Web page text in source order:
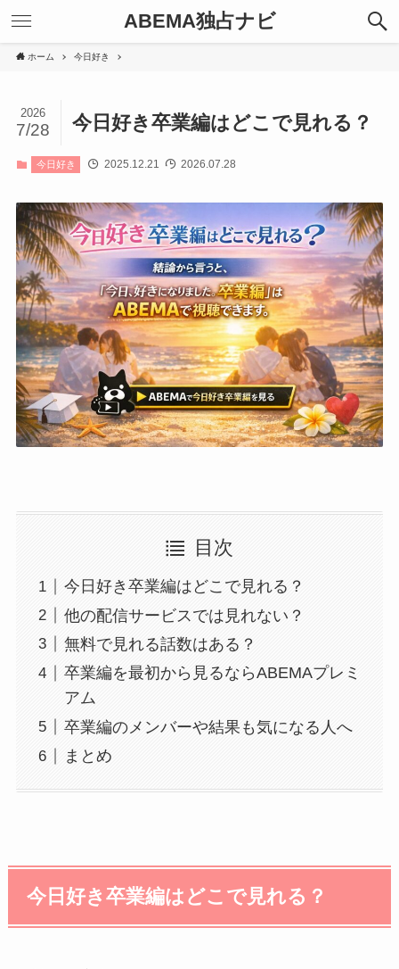
ABEMA独占ナビ
ホーム 今日好き
今日好き卒業編はどこで見れる？
2026
7/28
今日好き 2025.12.21 2026.07.28
目次
今日好き卒業編はどこで見れる？
他の配信サービスでは見れない？
無料で見れる話数はある？
卒業編を最初から見るならABEMAプレミ
アム
卒業編のメンバーや結果も気になる人へ
まとめ
今日好き卒業編はどこで見れる？